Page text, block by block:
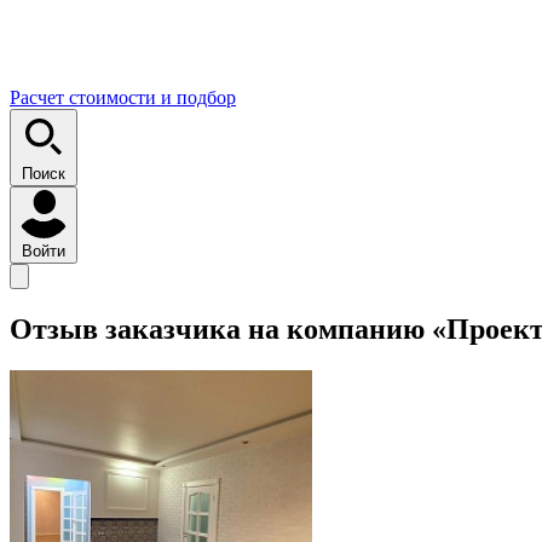
Расчет стоимости и подбор
Поиск
Войти
Отзыв заказчика на компанию